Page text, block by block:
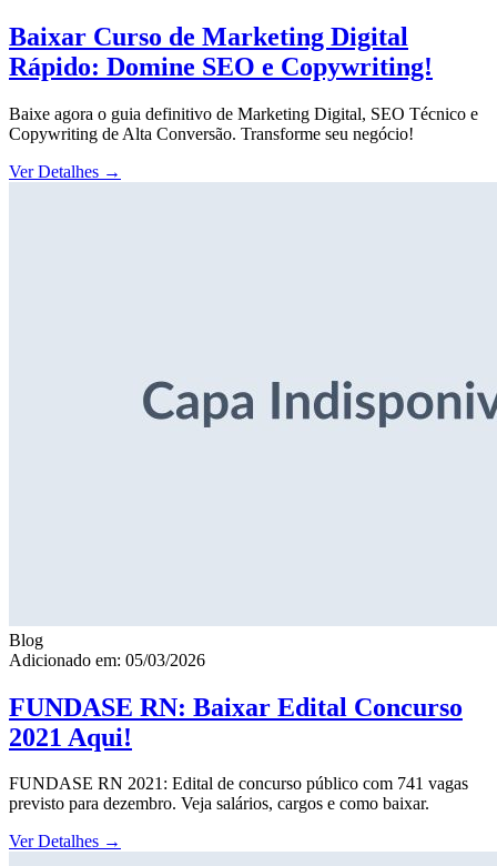
Baixar Curso de Marketing Digital
Rápido: Domine SEO e Copywriting!
Baixe agora o guia definitivo de Marketing Digital, SEO Técnico e
Copywriting de Alta Conversão. Transforme seu negócio!
Ver Detalhes →
Blog
Adicionado em: 05/03/2026
FUNDASE RN: Baixar Edital Concurso
2021 Aqui!
FUNDASE RN 2021: Edital de concurso público com 741 vagas
previsto para dezembro. Veja salários, cargos e como baixar.
Ver Detalhes →